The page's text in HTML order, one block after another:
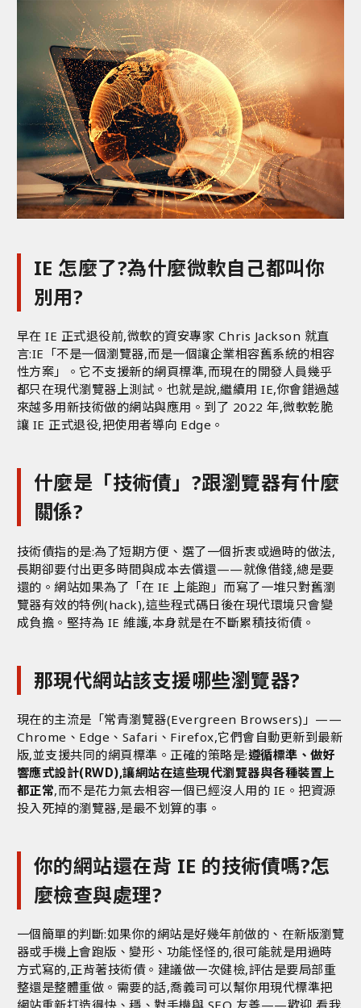
IE 怎麼了?為什麼微軟自己都叫你
別用?
早在 IE 正式退役前,微軟的資安專家 Chris Jackson 就直
言:IE「不是一個瀏覽器,而是一個讓企業相容舊系統的相容
性方案」。它不支援新的網頁標準,而現在的開發人員幾乎
都只在現代瀏覽器上測試。也就是說,繼續用 IE,你會錯過越
來越多用新技術做的網站與應用。到了 2022 年,微軟乾脆
讓 IE 正式退役,把使用者導向 Edge。
什麼是「技術債」?跟瀏覽器有什麼
關係?
技術債指的是:為了短期方便、選了一個折衷或過時的做法,
長期卻要付出更多時間與成本去償還——就像借錢,總是要
還的。網站如果為了「在 IE 上能跑」而寫了一堆只對舊瀏
覽器有效的特例(hack),這些程式碼日後在現代環境只會變
成負擔。堅持為 IE 維護,本身就是在不斷累積技術債。
那現代網站該支援哪些瀏覽器?
現在的主流是「常青瀏覽器(Evergreen Browsers)」——
Chrome、Edge、Safari、Firefox,它們會自動更新到最新
版,並支援共同的網頁標準。正確的策略是:遵循標準、做好
響應式設計(RWD),讓網站在這些現代瀏覽器與各種裝置上
都正常,而不是花力氣去相容一個已經沒人用的 IE。把資源
投入死掉的瀏覽器,是最不划算的事。
你的網站還在背 IE 的技術債嗎?怎
麼檢查與處理?
一個簡單的判斷:如果你的網站是好幾年前做的、在新版瀏覽
器或手機上會跑版、變形、功能怪怪的,很可能就是用過時
方式寫的,正背著技術債。建議做一次健檢,評估是要局部重
整還是整體重做。需要的話,喬義司可以幫你用現代標準把